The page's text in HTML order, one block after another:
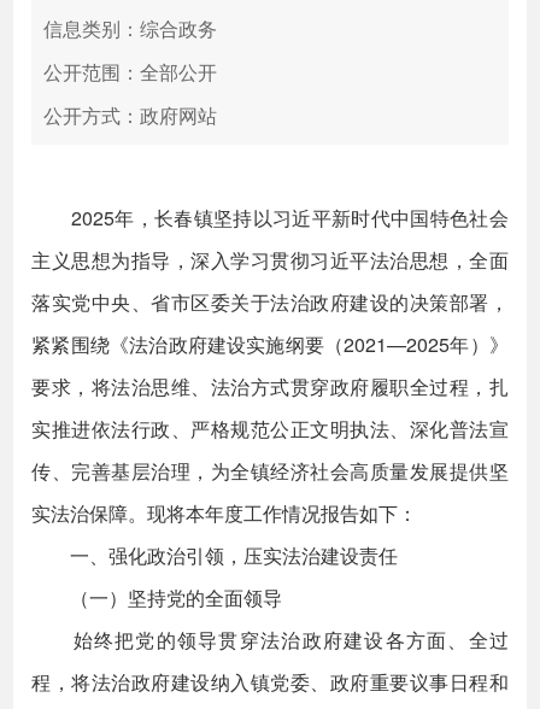
信息类别：综合政务
公开范围：全部公开
公开方式：政府网站
2025年，长春镇坚持以习近平新时代中国特色社会
主义思想为指导，深入学习贯彻习近平法治思想，全面
落实党中央、省市区委关于法治政府建设的决策部署，
紧紧围绕《法治政府建设实施纲要（2021—2025年）》
要求，将法治思维、法治方式贯穿政府履职全过程，扎
实推进依法行政、严格规范公正文明执法、深化普法宣
传、完善基层治理，为全镇经济社会高质量发展提供坚
实法治保障。现将本年度工作情况报告如下：
一、强化政治引领，压实法治建设责任
（一）坚持党的全面领导
始终把党的领导贯穿法治政府建设各方面、全过
程，将法治政府建设纳入镇党委、政府重要议事日程和